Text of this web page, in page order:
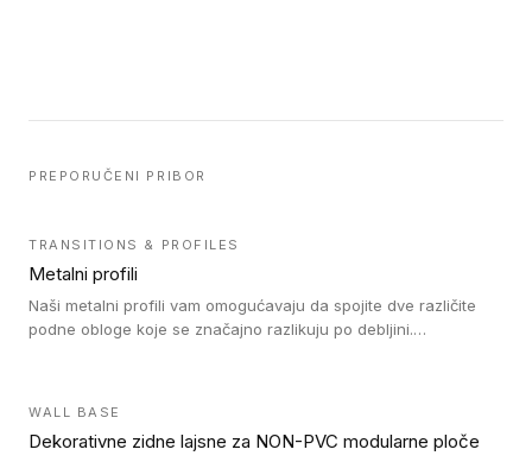
PREPORUČENI PRIBOR
TRANSITIONS & PROFILES
Metalni profili
Naši metalni profili vam omogućavaju da spojite dve različite
podne obloge koje se značajno razlikuju po debljini.
WALL BASE
Dekorativne zidne lajsne za NON-PVC modularne ploče